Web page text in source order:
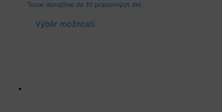
Tovar doručíme do 10 pracovných dní.
Výběr možností